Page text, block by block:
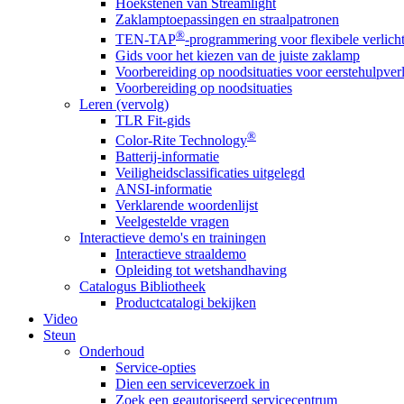
Zaklamptoepassingen en straalpatronen
TEN-TAP®-programmering voor flexibele
Gids voor het kiezen van de juiste zaklamp
Voorbereiding op noodsituaties voor
Voorbereiding op noodsituaties
Leren (vervolg)
TLR Fit-gids
Color-Rite Technology®
Batterij-informatie
Veiligheidsclassificaties uitgelegd
ANSI-informatie
Verklarende woordenlijst
Veelgestelde vragen
Interactieve demo's en trainingen
Interactieve straaldemo
Opleiding tot wetshandhaving
Catalogus Bibliotheek
Productcatalogi bekijken
Video
Steun
Onderhoud
Service-opties
Dien een serviceverzoek in
Zoek een geautoriseerd servicecentrum